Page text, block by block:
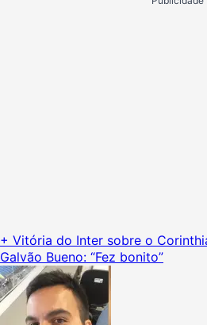
+ Vitória do Inter sobre o
Galvão Bueno: “Fez bonito”